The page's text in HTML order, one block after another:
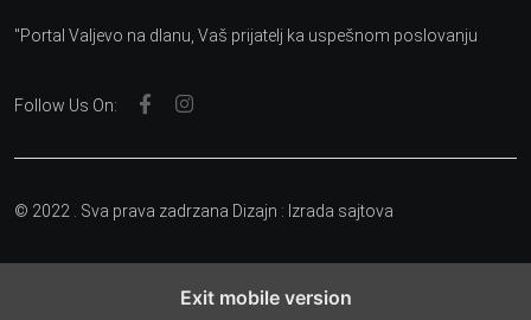
"Portal Valjevo na dlanu, Vaš prijatelj ka uspešnom poslovanju
Follow Us On:
© 2022 . Sva prava zadrzana Dizajn : Izrada sajtova
Exit mobile version